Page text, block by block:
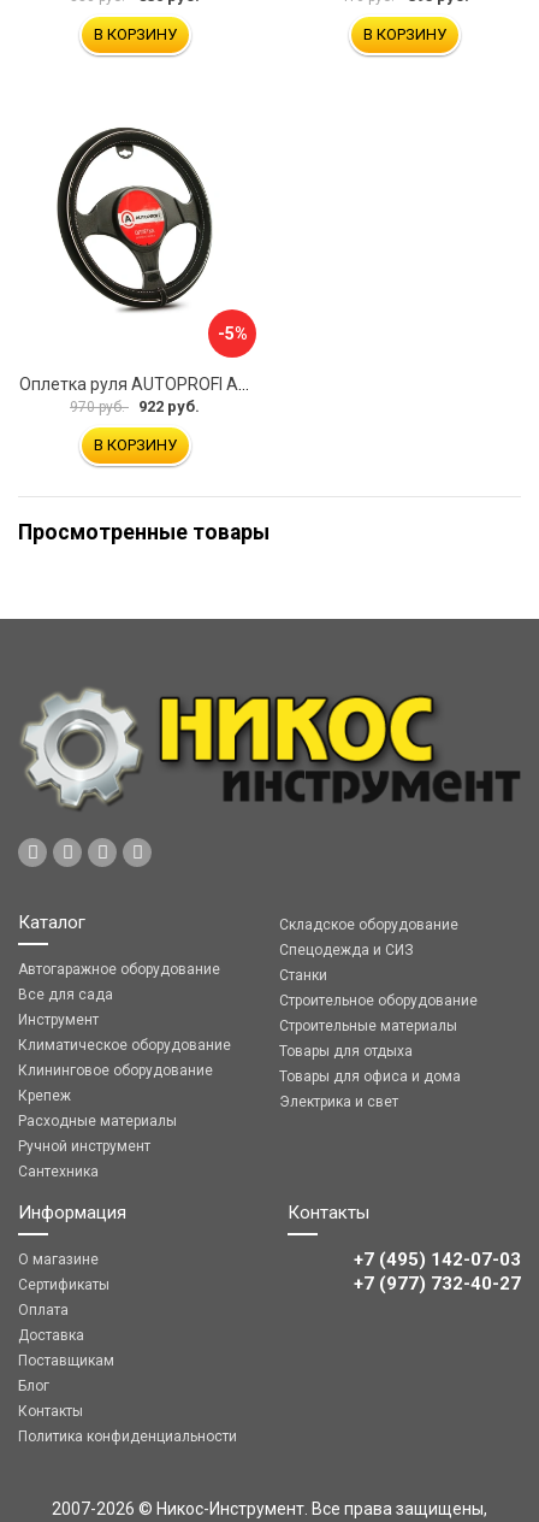
В КОРЗИНУ В КОРЗИНУ
-5%
970 руб. 922 руб.
В КОРЗИНУ
Просмотренные товары
Каталог
Автогаражное оборудование
Все для сада
Инструмент
Климатическое оборудование
Клининговое оборудование
Крепеж
Расходные материалы
Ручной инструмент
Сантехника
Складское оборудование
Спецодежда и СИЗ
Станки
Строительное оборудование
Строительные материалы
Товары для отдыха
Товары для офиса и дома
Электрика и свет
Информация
О магазине
Сертификаты
Оплата
Доставка
Поставщикам
Блог
Контакты
Политика конфиденциальности
Контакты
+7 (495) 142-07-03
‎‎+7 (977) 732-40-27
2007-2026 © Никос-Инструмент. Все права защищены,